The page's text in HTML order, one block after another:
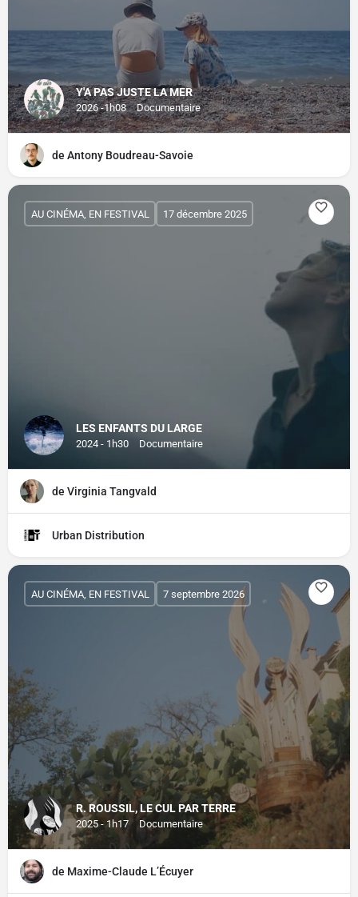
Y'A PAS JUSTE LA MER
2026 -1h08 Documentaire
de Antony Boudreau-Savoie
LES ENFANTS DU LARGE
2024 - 1h30 Documentaire
AU CINÉMA, EN FESTIVAL 17 décembre 2025
de Virginia Tangvald
Urban Distribution
R. ROUSSIL, LE CUL PAR TERRE
2025 - 1h17 Documentaire
AU CINÉMA, EN FESTIVAL 7 septembre 2026
de Maxime-Claude L’Écuyer